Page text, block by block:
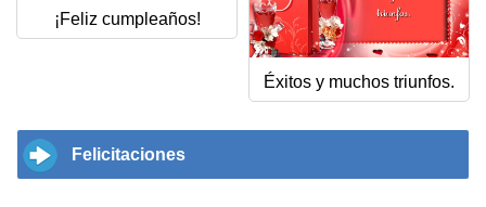
¡Feliz cumpleaños!
Éxitos y muchos triunfos.
Felicitaciones